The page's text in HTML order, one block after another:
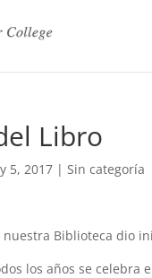
Libro
5, 2017 |Sin categoría
Biblioteca dio
los años se